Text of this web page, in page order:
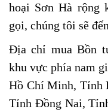
hoại Sơn Hà rộng
gọi, chúng tôi sẽ
Địa chỉ mua Bồn
khu vực phía nam
Hồ Chí Minh, Tỉnh
Tỉnh Đồng Nai,